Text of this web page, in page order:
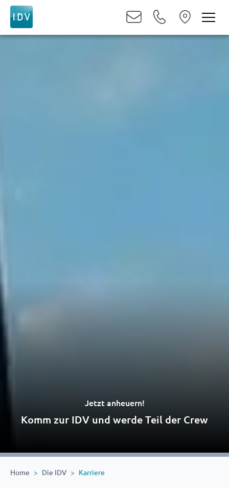
Jetzt anheuern!
Komm zur IDV und werde Teil der Crew
Home Die IDV Karriere